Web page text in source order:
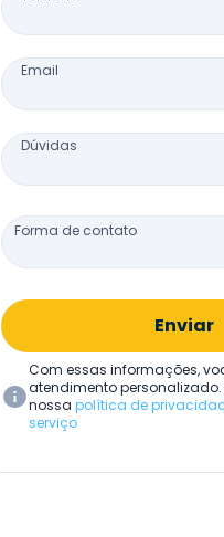
Email
Dúvidas
Forma de contato
Enviar
Com essas informações,
atendimento
nossa política de
serviço